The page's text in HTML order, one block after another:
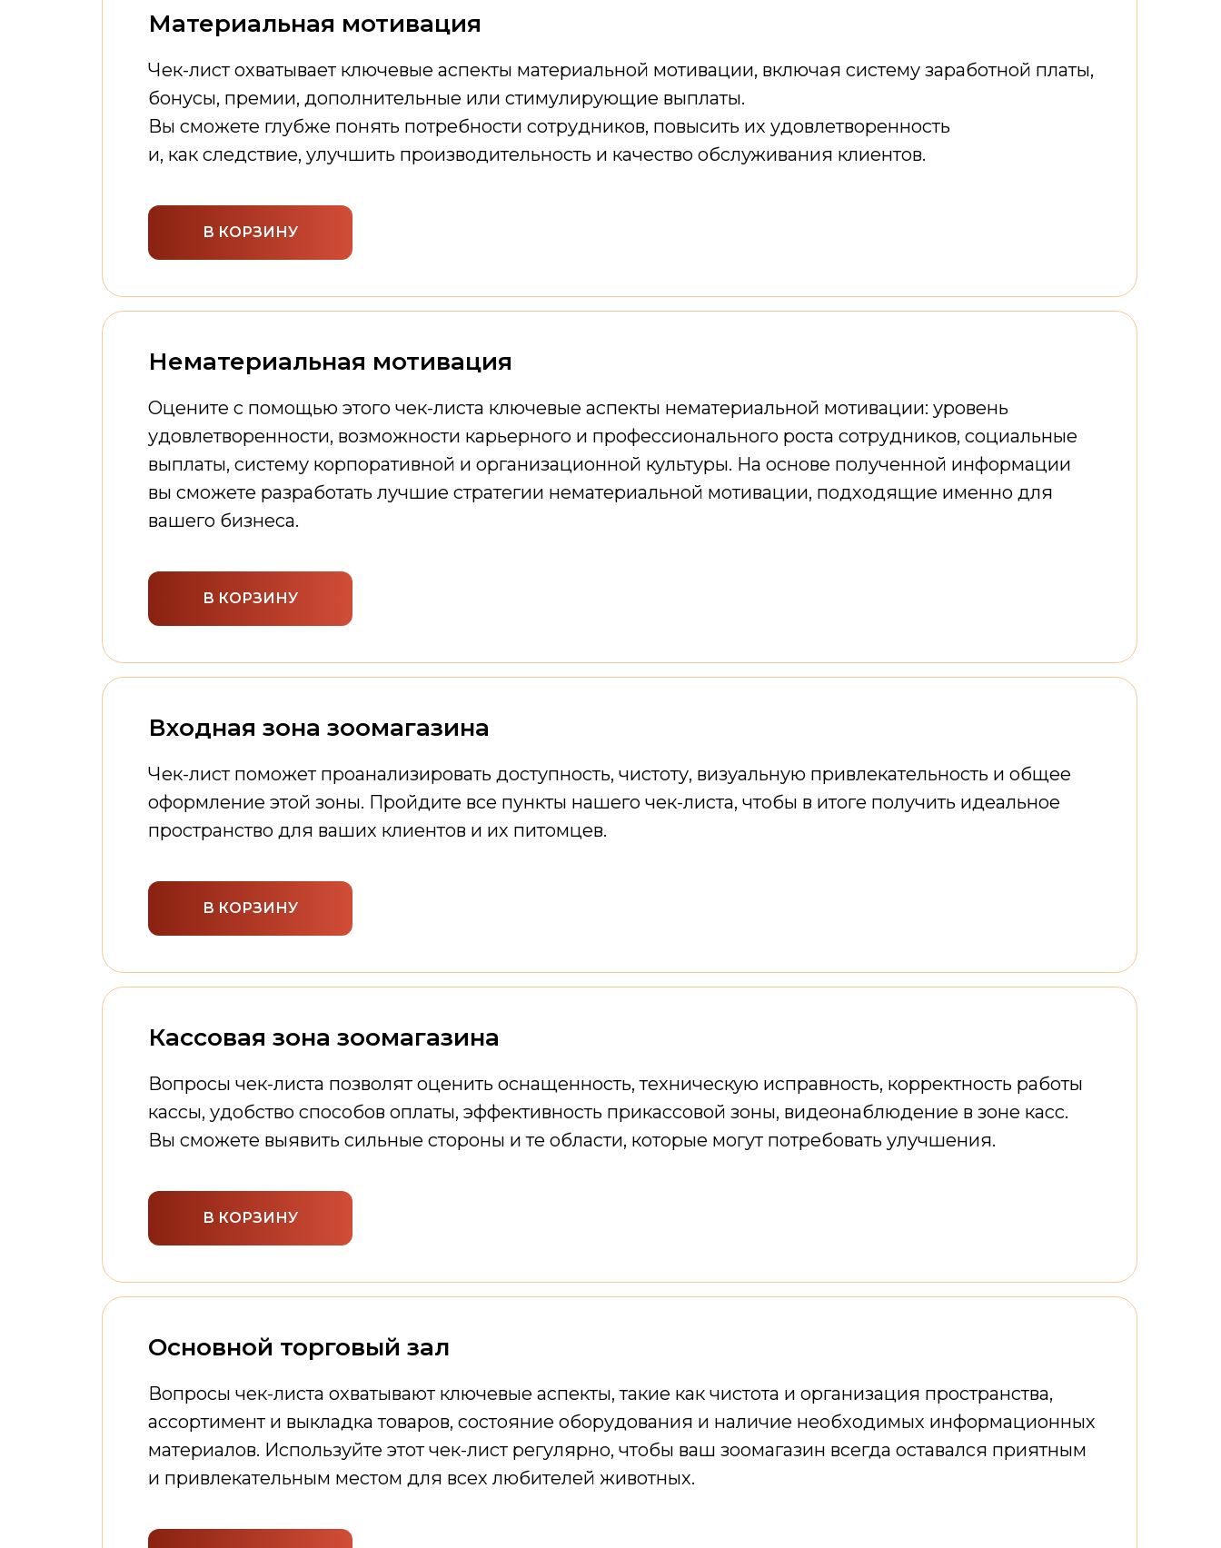
Материальная мотивация
Чек-лист охватывает ключевые аспекты материальной мотивации, включая систему заработной платы,
бонусы, премии, дополнительные или стимулирующие выплаты.
Вы сможете глубже понять потребности сотрудников, повысить их удовлетворенность
и, как следствие, улучшить производительность и качество обслуживания клиентов.
В КОРЗИНУ
Нематериальная мотивация
Оцените с помощью этого чек-листа ключевые аспекты нематериальной мотивации: уровень
удовлетворенности, возможности карьерного и профессионального роста сотрудников, социальные
выплаты, систему корпоративной и организационной культуры. На основе полученной информации
вы сможете разработать лучшие стратегии нематериальной мотивации, подходящие именно для
вашего бизнеса.
В КОРЗИНУ
Входная зона зоомагазина
Чек-лист поможет проанализировать доступность, чистоту, визуальную привлекательность и общее
оформление этой зоны. Пройдите все пункты нашего чек-листа, чтобы в итоге получить идеальное
пространство для ваших клиентов и их питомцев.
В КОРЗИНУ
Кассовая зона зоомагазина
Вопросы чек-листа позволят оценить оснащенность, техническую исправность, корректность работы
кассы, удобство способов оплаты, эффективность прикассовой зоны, видеонаблюдение в зоне касс.
Вы сможете выявить сильные стороны и те области, которые могут потребовать улучшения.
В КОРЗИНУ
Основной торговый зал
Вопросы чек-листа охватывают ключевые аспекты, такие как чистота и организация пространства,
ассортимент и выкладка товаров, состояние оборудования и наличие необходимых информационных
материалов. Используйте этот чек-лист регулярно, чтобы ваш зоомагазин всегда оставался приятным
и привлекательным местом для всех любителей животных.